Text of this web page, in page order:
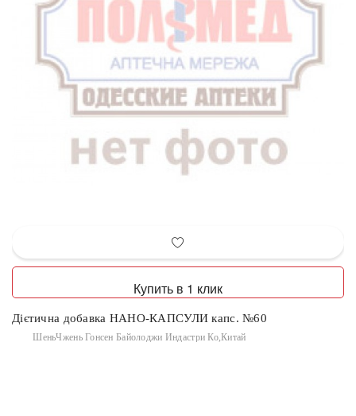
Купить в 1 клик
Дієтична добавка НАНО-КАПСУЛИ капс. №60
ШеньЧжень Гонсен Байолоджи Индастри Ко,Китай